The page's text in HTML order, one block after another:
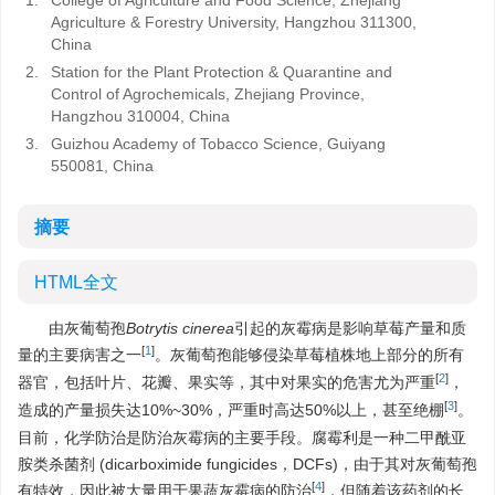
Agriculture & Forestry University, Hangzhou 311300,
China
2.
Station for the Plant Protection & Quarantine and
Control of Agrochemicals, Zhejiang Province,
Hangzhou 310004, China
3.
Guizhou Academy of Tobacco Science, Guiyang
550081, China
摘要
HTML全文
由灰葡萄孢Botrytis cinerea引起的灰霉病是影响草莓产量和质
量的主要病害之一[1]。灰葡萄孢能够侵染草莓植株地上部分的所有
器官，包括叶片、花瓣、果实等，其中对果实的危害尤为严重[2] ，
造成的产量损失达10%~30%，严重时高达50%以上，甚至绝棚[3]。
目前，化学防治是防治灰霉病的主要手段。腐霉利是一种二甲酰亚
胺类杀菌剂 (dicarboximide fungicides，DCFs)，由于其对灰葡萄孢
有特效，因此被大量用于果蔬灰霉病的防治[4] ，但随着该药剂的长